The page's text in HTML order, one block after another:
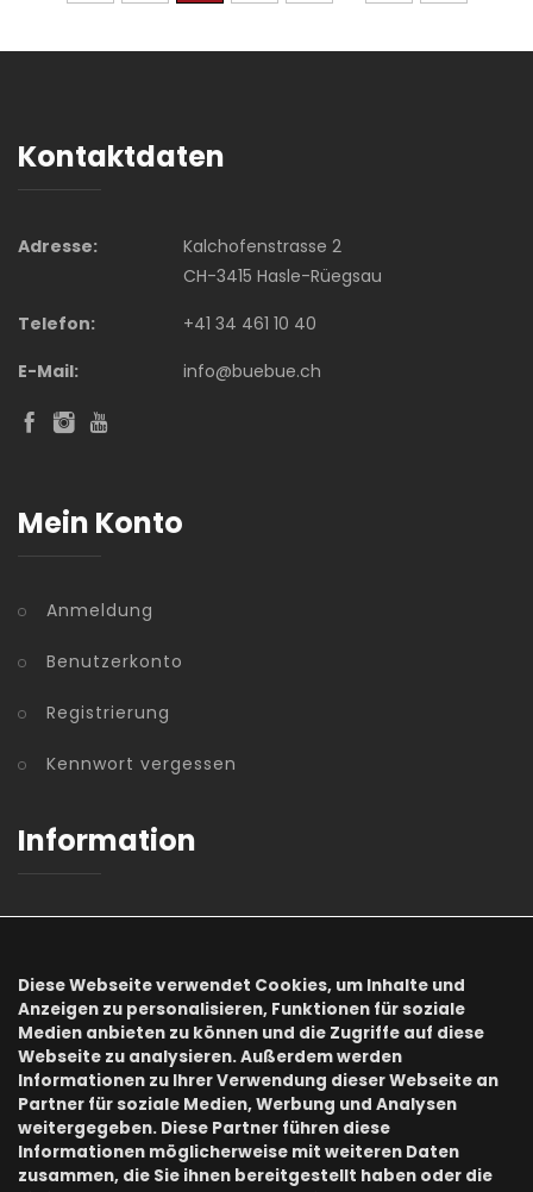
Kontaktdaten
Adresse:
Kalchofenstrasse 2
CH-3415 Hasle-Rüegsau
Telefon:
+41 34 461 10 40
E-Mail:
info@buebue.ch
Mein Konto
Anmeldung
Benutzerkonto
Registrierung
Kennwort vergessen
Information
Datenschutz
Impressum
Onlineshops
Diese Webseite verwendet Cookies, um Inhalte und
Anzeigen zu personalisieren, Funktionen für soziale
Medien anbieten zu können und die Zugriffe auf diese
Webseite zu analysieren. Außerdem werden
Informationen zu Ihrer Verwendung dieser Webseite an
Partner für soziale Medien, Werbung und Analysen
weitergegeben. Diese Partner führen diese
Informationen möglicherweise mit weiteren Daten
zusammen, die Sie ihnen bereitgestellt haben oder die